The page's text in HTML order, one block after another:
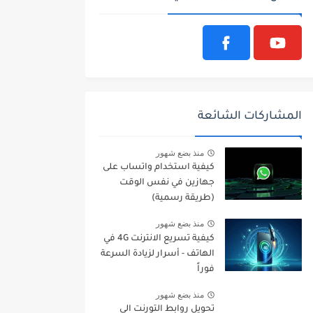
المشاركات الشائعة
منذ بضع شهور
كيفية استخدام واتساب على
جهازين في نفس الوقت
(طريقة رسمية)
منذ بضع شهور
كيفية تسريع الانترنت 4G في
الهاتف - أسرار لزيادة السرعة
فوراً
منذ بضع شهور
تحويل روابط التورنت الى